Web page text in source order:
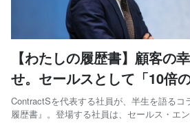
【わたしの履歴書】顧客の
せ。セールスとして「10倍
供するワケ
ContractSを代表する社員が、半生を語るコ
履歴書』。登場する社員は、セールス・エ